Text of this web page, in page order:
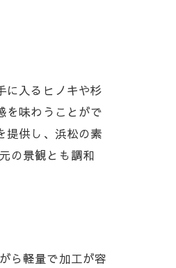
に入るヒノキや杉
を味わうことがで
提供し、浜松の素
の景観とも調和
ら軽量で加工が容